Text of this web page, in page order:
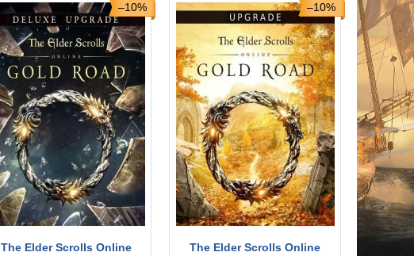
–10%
The Elder Scrolls Online
–10%
The Elder Scrolls Online